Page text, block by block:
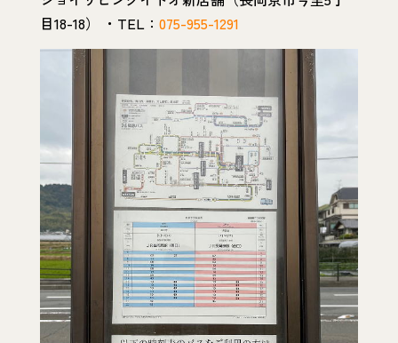
目18-18） ・TEL： 075-955-1291